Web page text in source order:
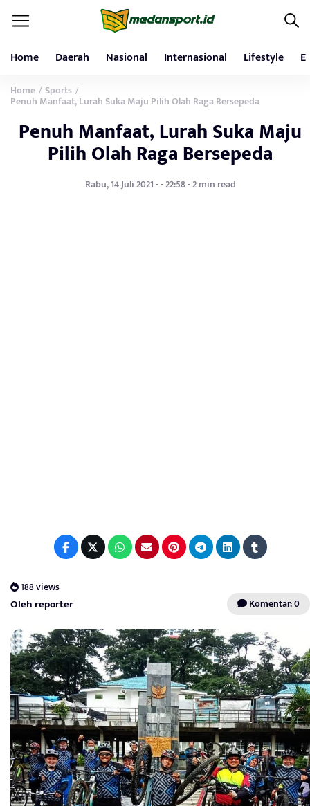
Home Daerah Nasional Internasional Lifestyle
Home / Sports /
Penuh Manfaat, Lurah Suka Maju Pilih Olah Raga Bersepeda
Penuh Manfaat, Lurah Suka Maju
Pilih Olah Raga Bersepeda
Rabu, 14 Juli 2021 - - 22:58 - 2 min read
188 views
Oleh reporter Komentar: 0